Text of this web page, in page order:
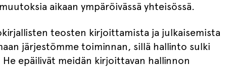
aikaan ympäröivässä yhteisössä.
teosten kirjoittamista ja julkaisemista
järjestömme toiminnan, sillä hallinto sulki
epäilivät meidän kirjoittavan hallinnon